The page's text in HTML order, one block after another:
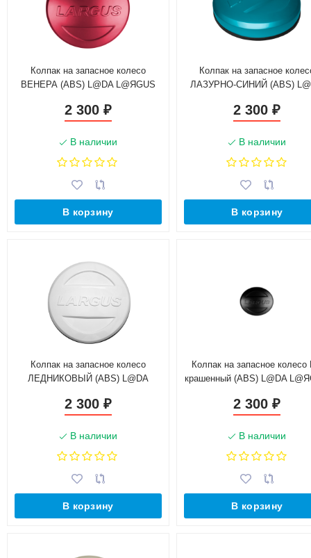
Колпак на запасное колесо
ВЕНЕРА (ABS) L@DA L@ЯGUS
2 300 ₽
В наличии
В корзину
Колпак на запасное
ЛАЗУРНО-СИНИЙ (ABS)
2 300₽
В наличии
В корзину
Колпак на запасное колесо
ЛЕДНИКОВЫЙ (ABS) L@DA
2 300 ₽
В наличии
В корзину
Колпак на запасное
крашенный (ABS) L@DA
2 300₽
В наличии
В корзину